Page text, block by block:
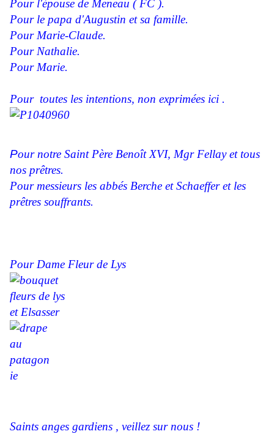
Pour l'épouse de Meneau ( FC ).
Pour le papa d'Augustin et sa famille.
Pour Marie-Claude.
Pour Nathalie.
Pour Marie.
Pour toutes les intentions, non exprimées ici .
Pour notre Saint Père Benoît XVI, Mgr Fellay et tous
nos prêtres.
Pour messieurs les abbés Berche et Schaeffer et les
prêtres souffrants.
Pour Dame Fleur de Lys
et Elsasser
Saints anges gardiens , veillez sur nous !